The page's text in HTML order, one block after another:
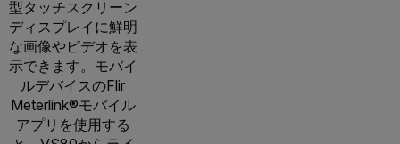
型タッチスクリーン
ディスプレイに鮮明
な画像やビデオを表
示できます。モバイ
ルデバイスのFlir
Meterlink®モバイル
アプリを使用する